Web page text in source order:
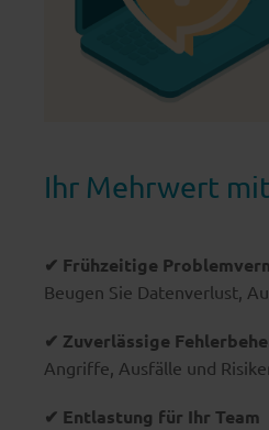
Ihr Mehrwert
✔ Frühzeitige
Beugen Sie Datenverlust,
✔ Zuverlässige
Angriffe, Ausfälle und
✔ Entlastung für Ihr Team